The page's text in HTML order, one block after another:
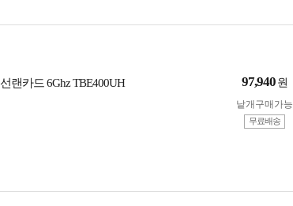
랜카드 6Ghz TBE400UH 97,940 원
낱개구매가능
무료배송